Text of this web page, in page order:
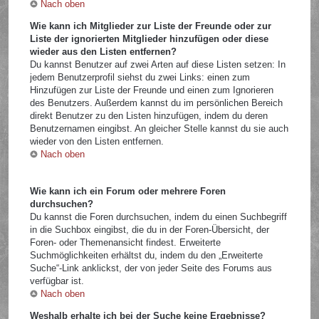
Nach oben
Wie kann ich Mitglieder zur Liste der Freunde oder zur
Liste der ignorierten Mitglieder hinzufügen oder diese
wieder aus den Listen entfernen?
Du kannst Benutzer auf zwei Arten auf diese Listen setzen: In
jedem Benutzerprofil siehst du zwei Links: einen zum
Hinzufügen zur Liste der Freunde und einen zum Ignorieren
des Benutzers. Außerdem kannst du im persönlichen Bereich
direkt Benutzer zu den Listen hinzufügen, indem du deren
Benutzernamen eingibst. An gleicher Stelle kannst du sie auch
wieder von den Listen entfernen.
Nach oben
Wie kann ich ein Forum oder mehrere Foren
durchsuchen?
Du kannst die Foren durchsuchen, indem du einen Suchbegriff
in die Suchbox eingibst, die du in der Foren-Übersicht, der
Foren- oder Themenansicht findest. Erweiterte
Suchmöglichkeiten erhältst du, indem du den „Erweiterte
Suche“-Link anklickst, der von jeder Seite des Forums aus
verfügbar ist.
Nach oben
Weshalb erhalte ich bei der Suche keine Ergebnisse?